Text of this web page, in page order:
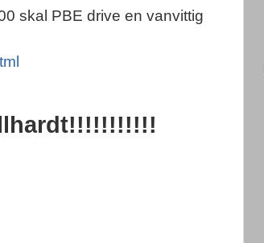
skal PBE drive en vanvittig